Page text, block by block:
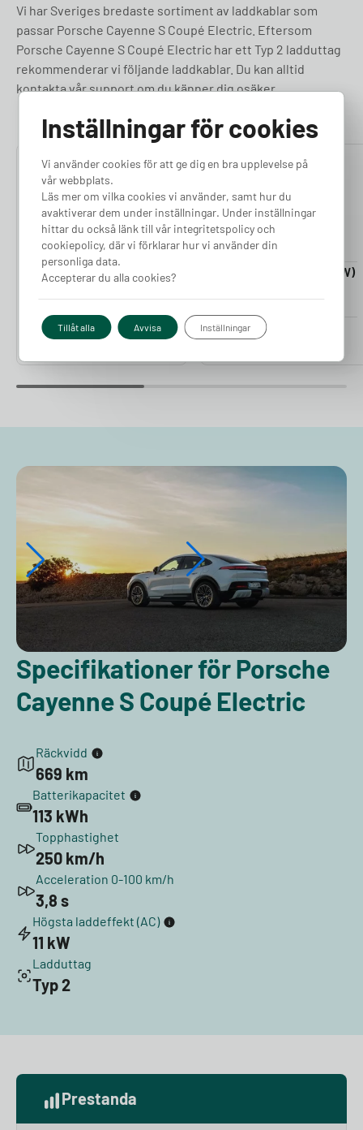
Vi har Sveriges bredaste sortiment av laddkablar som
passar Porsche Cayenne S Coupé Electric. Eftersom
Porsche Cayenne S Coupé Electric har ett Typ 2 ladduttag
rekommenderar vi följande laddkablar. Du kan alltid
kontakta vår support om du känner dig osäker.
4.76
Laddkabel 5-20m (11kW)
Finns i lager
Pris från
2 380kr
4.50
Laddkabel 5-20m (22kW)
Pris från
2 980kr
Specifikationer för Porsche
Cayenne S Coupé Electric
Räckvidd
669 km
Batterikapacitet
113 kWh
Topphastighet
250 km/h
Acceleration 0-100 km/h
3,8 s
Högsta laddeffekt (AC)
11 kW
Ladduttag
Typ 2
Prestanda
Inställningar för cookies
Vi använder cookies för att ge dig en bra upplevelse på
vår webbplats.
Läs mer om vilka cookies vi använder, samt hur du
avaktiverar dem under inställningar. Under inställningar
hittar du också länk till vår integritetspolicy och
cookiepolicy, där vi förklarar hur vi använder din
personliga data.
Accepterar du alla cookies?
Tillåt alla Avvisa Inställningar